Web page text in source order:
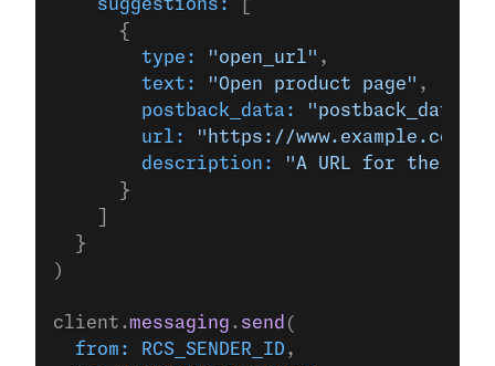
    suggestions:
      {
        type:
"open_url" ,
        text:
"Open product page" ,
        postback_data:
        url:
"https://www.example.com/"
        description:
"A URL for the
      }
  }
)
client.messaging . send (
  from:
RCS_SENDER_ID ,